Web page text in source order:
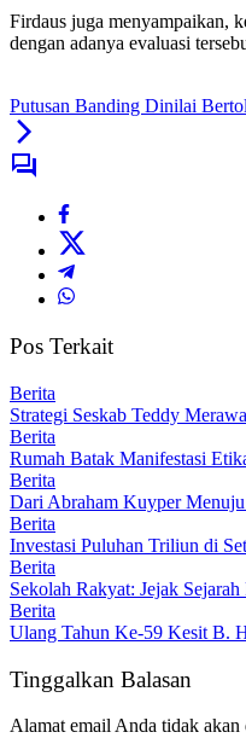
Firdaus juga menyampaikan,
dengan adanya evaluasi
Putusan Banding Dinilai
Pos Terkait
Berita
Strategi Seskab Teddy
Berita
Rumah Batak Manifestasi
Berita
Dari Abraham Kuyper
Berita
Investasi Puluhan Triliun di
Berita
Sekolah Rakyat: Jejak
Berita
Ulang Tahun Ke-59 Kesit B.
Tinggalkan Balasan
Alamat email Anda tidak